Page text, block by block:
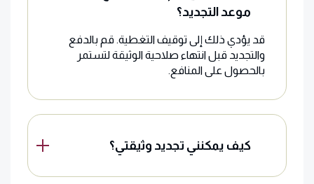
موعد التجديد؟
قد يؤدي ذلك إلى توقيف التغطية. قم بالدفع
والتجديد قبل انتهاء صلاحية الوثيقة لتستمر
بالحصول على المنافع.
كيف يمكنني تجديد وثيقتي؟